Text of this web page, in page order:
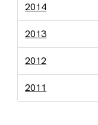
2014
2013
2012
2011